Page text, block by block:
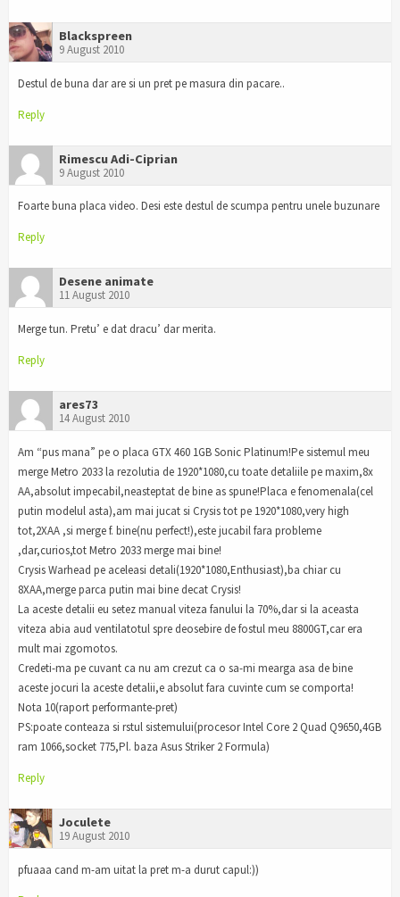
Blackspreen
9 August 2010
Destul de buna dar are si un pret pe masura din pacare..
Reply
Rimescu Adi-Ciprian
9 August 2010
Foarte buna placa video. Desi este destul de scumpa pentru unele buzunare
Reply
Desene animate
11 August 2010
Merge tun. Pretu’ e dat dracu’ dar merita.
Reply
ares73
14 August 2010
Am “pus mana” pe o placa GTX 460 1GB Sonic Platinum!Pe sistemul meu
merge Metro 2033 la rezolutia de 1920*1080,cu toate detaliile pe maxim,8x
AA,absolut impecabil,neasteptat de bine as spune!Placa e fenomenala(cel
putin modelul asta),am mai jucat si Crysis tot pe 1920*1080,very high
tot,2XAA ,si merge f. bine(nu perfect!),este jucabil fara probleme
,dar,curios,tot Metro 2033 merge mai bine!
Crysis Warhead pe aceleasi detali(1920*1080,Enthusiast),ba chiar cu
8XAA,merge parca putin mai bine decat Crysis!
La aceste detalii eu setez manual viteza fanului la 70%,dar si la aceasta
viteza abia aud ventilatotul spre deosebire de fostul meu 8800GT,car era
mult mai zgomotos.
Credeti-ma pe cuvant ca nu am crezut ca o sa-mi mearga asa de bine
aceste jocuri la aceste detalii,e absolut fara cuvinte cum se comporta!
Nota 10(raport performante-pret)
PS:poate conteaza si rstul sistemului(procesor Intel Core 2 Quad Q9650,4GB
ram 1066,socket 775,Pl. baza Asus Striker 2 Formula)
Reply
Joculete
19 August 2010
pfuaaa cand m-am uitat la pret m-a durut capul:))